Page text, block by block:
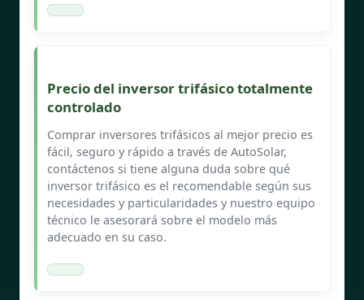
Precio del inversor trifásico totalmente
controlado
Comprar inversores trifásicos al mejor precio es
fácil, seguro y rápido a través de AutoSolar,
contáctenos si tiene alguna duda sobre qué
inversor trifásico es el recomendable según sus
necesidades y particularidades y nuestro equipo
técnico le asesorará sobre el modelo más
adecuado en su caso.